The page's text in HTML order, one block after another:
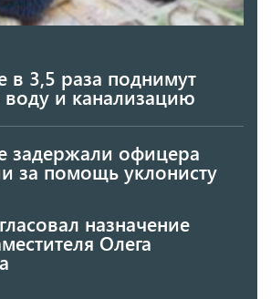
в 3,5 раза поднимут
и канализацию
задержали офицера
за помощь уклонисту
назначение
Олега